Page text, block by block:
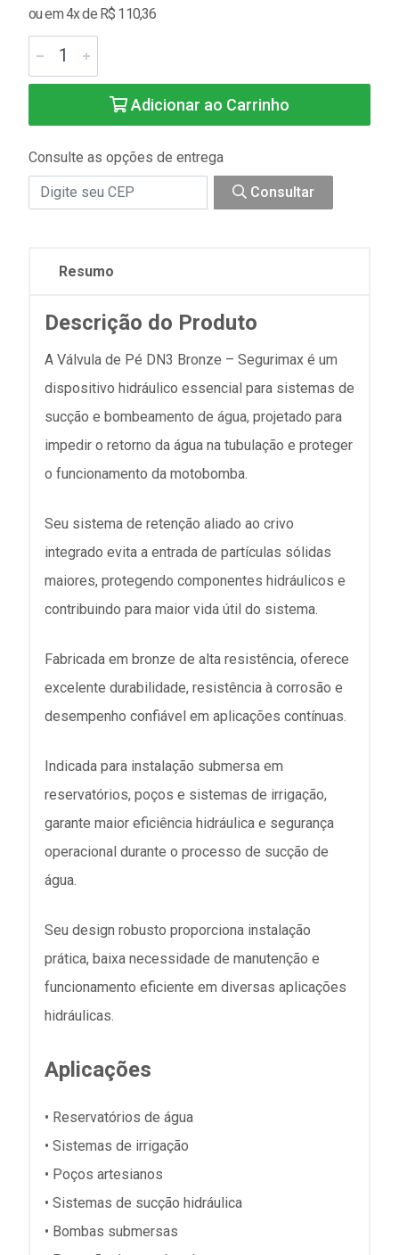
ou em 4x de R$ 110,36
Adicionar ao Carrinho
Consulte as opções de entrega
Consultar
Resumo
Descrição do Produto
A Válvula de Pé DN3 Bronze – Segurimax é um
dispositivo hidráulico essencial para sistemas de
sucção e bombeamento de água, projetado para
impedir o retorno da água na tubulação e proteger
o funcionamento da motobomba.
Seu sistema de retenção aliado ao crivo
integrado evita a entrada de partículas sólidas
maiores, protegendo componentes hidráulicos e
contribuindo para maior vida útil do sistema.
Fabricada em bronze de alta resistência, oferece
excelente durabilidade, resistência à corrosão e
desempenho confiável em aplicações contínuas.
Indicada para instalação submersa em
reservatórios, poços e sistemas de irrigação,
garante maior eficiência hidráulica e segurança
operacional durante o processo de sucção de
água.
Seu design robusto proporciona instalação
prática, baixa necessidade de manutenção e
funcionamento eficiente em diversas aplicações
hidráulicas.
Aplicações
• Reservatórios de água
• Sistemas de irrigação
• Poços artesianos
• Sistemas de sucção hidráulica
• Bombas submersas